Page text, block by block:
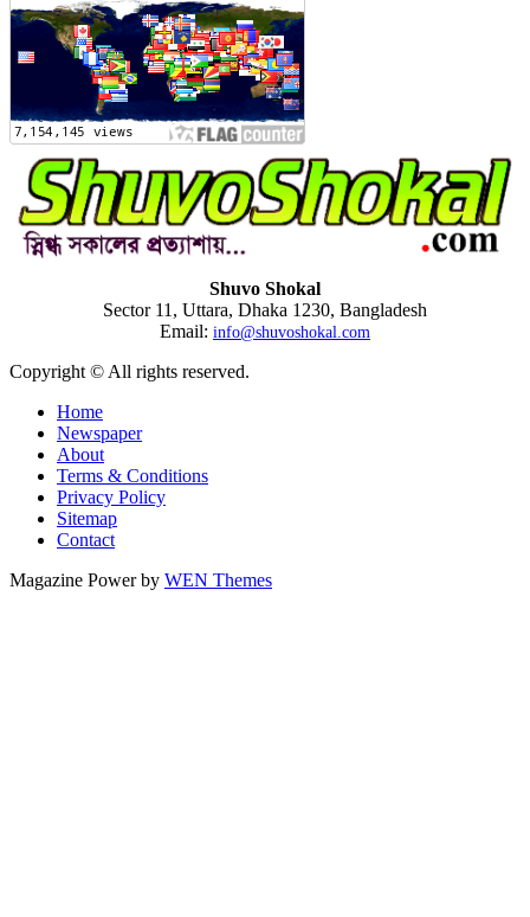
Shuvo Shokal
Sector 11, Uttara, Dhaka 1230, Bangladesh
Email: info@shuvoshokal.com
Copyright © All rights reserved.
Home
Newspaper
About
Terms & Conditions
Privacy Policy
Sitemap
Contact
Magazine Power by WEN Themes